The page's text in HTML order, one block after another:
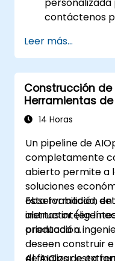
contáctenos
Leer más...
Construcción de
Herramientas
14 Horas
Un pipeline de
completamente
abierto permite a
soluciones
observabilidad,
alertas
producción.
Esta formación
instructor (en
orientada a
deseen construir
de AIOps de
Al finalizar esta